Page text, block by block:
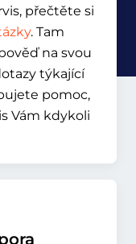
přečtěte si
. Tam
na svou
týkající
pomoc,
Vám kdykoli